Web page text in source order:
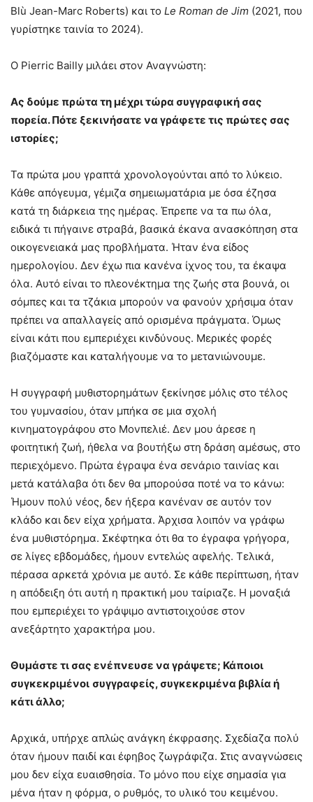
Blù Jean-Marc Roberts) και το Le Roman de Jim (2021, που
γυρίστηκε ταινία το 2024).
Ο Pierric Bailly μιλάει στον Αναγνώστη:
Ας δούμε πρώτα τη μέχρι τώρα συγγραφική σας
πορεία.Πότε ξεκινήσατε να γράφετε τις πρώτες σας
ιστορίες;
Τα πρώτα μου γραπτά χρονολογούνται από το λύκειο.
Κάθε απόγευμα, γέμιζα σημειωματάρια με όσα έζησα
κατά τη διάρκεια της ημέρας. Έπρεπε να τα πω όλα,
ειδικά τι πήγαινε στραβά, βασικά έκανα ανασκόπηση στα
οικογενειακά μας προβλήματα. Ήταν ένα είδος
ημερολογίου. Δεν έχω πια κανένα ίχνος του, τα έκαψα
όλα. Αυτό είναι το πλεονέκτημα της ζωής στα βουνά, οι
σόμπες και τα τζάκια μπορούν να φανούν χρήσιμα όταν
πρέπει να απαλλαγείς από ορισμένα πράγματα. Όμως
είναι κάτι που εμπεριέχει κινδύνους. Μερικές φορές
βιαζόμαστε και καταλήγουμε να το μετανιώνουμε.
Η συγγραφή μυθιστορημάτων ξεκίνησε μόλις στο τέλος
του γυμνασίου, όταν μπήκα σε μια σχολή
κινηματογράφου στο Μονπελιέ. Δεν μου άρεσε η
φοιτητική ζωή, ήθελα να βουτήξω στη δράση αμέσως, στο
περιεχόμενο. Πρώτα έγραψα ένα σενάριο ταινίας και
μετά κατάλαβα ότι δεν θα μπορούσα ποτέ να το κάνω:
Ήμουν πολύ νέος, δεν ήξερα κανέναν σε αυτόν τον
κλάδο και δεν είχα χρήματα. Άρχισα λοιπόν να γράφω
ένα μυθιστόρημα. Σκέφτηκα ότι θα το έγραφα γρήγορα,
σε λίγες εβδομάδες, ήμουν εντελώς αφελής. Τελικά,
πέρασα αρκετά χρόνια με αυτό. Σε κάθε περίπτωση, ήταν
η απόδειξη ότι αυτή η πρακτική μου ταίριαζε. Η μοναξιά
που εμπεριέχει το γράψιμο αντιστοιχούσε στον
ανεξάρτητο χαρακτήρα μου.
Θυμάστε τι σας ενέπνευσε να γράψετε; Κάποιοι
συγκεκριμένοι συγγραφείς, συγκεκριμένα βιβλία ή
κάτι άλλο;
Αρχικά, υπήρχε απλώς ανάγκη έκφρασης. Σχεδίαζα πολύ
όταν ήμουν παιδί και έφηβος ζωγράφιζα. Στις αναγνώσεις
μου δεν είχα ευαισθησία. Το μόνο που είχε σημασία για
μένα ήταν η φόρμα, ο ρυθμός, το υλικό του κειμένου.